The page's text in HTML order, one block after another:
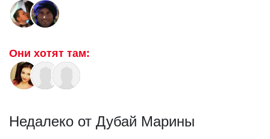
Они хотят там:
Недалеко от Дубай Марины